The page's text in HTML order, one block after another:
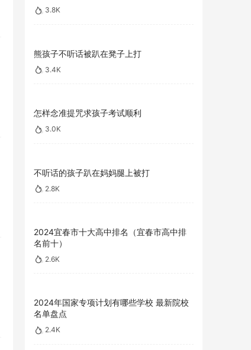
3.8K
熊孩子不听话被趴在凳子上打
3.4K
怎样念准提咒求孩子考试顺利
3.0K
不听话的孩子趴在妈妈腿上被打
2.8K
2024宜春市十大高中排名（宜春市高中排
名前十）
2.6K
2024年国家专项计划有哪些学校 最新院校
名单盘点
2.4K